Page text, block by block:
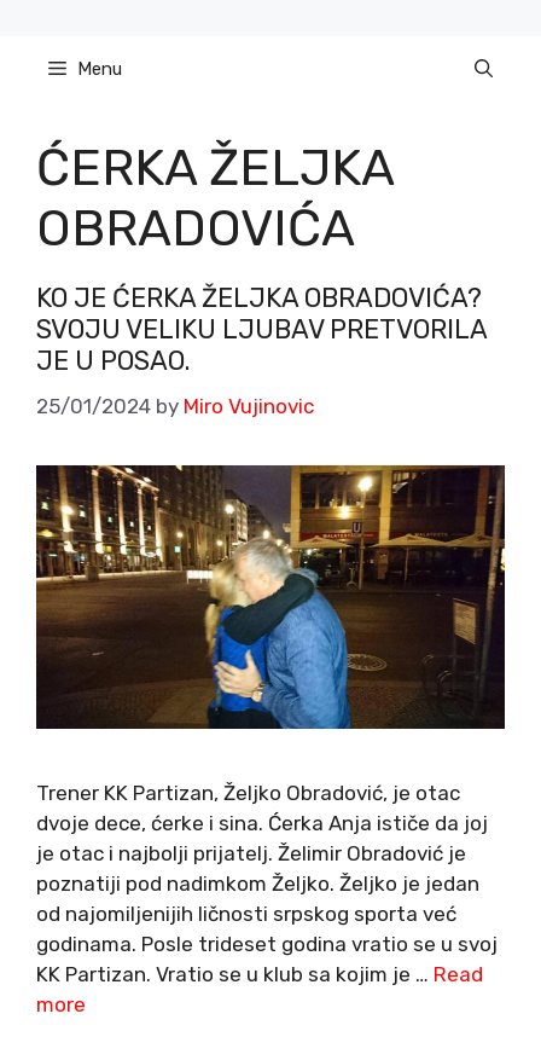
content Menu
ĆERKA ŽELJKA
OBRADOVIĆA
KO JE ĆERKA ŽELJKA OBRADOVIĆA?
SVOJU VELIKU LJUBAV PRETVORILA
JE U POSAO.
25/01/2024 by Miro Vujinovic
Trener KK Partizan, Željko Obradović, je otac
dvoje dece, ćerke i sina. Ćerka Anja ističe da joj
je otac i najbolji prijatelj. Želimir Obradović je
poznatiji pod nadimkom Željko. Željko je jedan
od najomiljenijih ličnosti srpskog sporta već
godinama. Posle trideset godina vratio se u svoj
KK Partizan. Vratio se u klub sa kojim je … Read
more